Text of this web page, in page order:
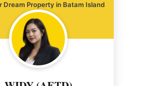
Dream Property in Batam Island